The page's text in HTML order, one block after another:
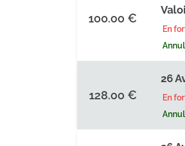
100.00 €
En
128.00 €
26
En